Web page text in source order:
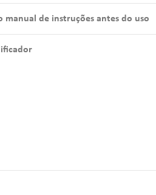
manual de instruções antes do uso